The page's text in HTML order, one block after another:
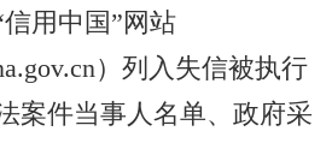
信用中国”网站
）列入失信被执行
案件当事人名单、政府采